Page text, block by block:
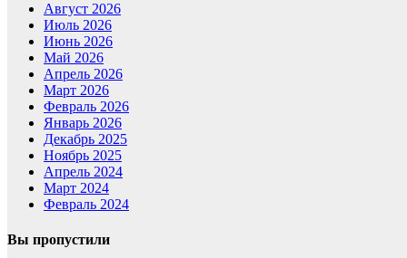
Август 2026
Июль 2026
Июнь 2026
Май 2026
Апрель 2026
Март 2026
Февраль 2026
Январь 2026
Декабрь 2025
Ноябрь 2025
Апрель 2024
Март 2024
Февраль 2024
Вы пропустили